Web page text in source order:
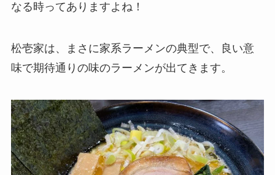
なる時ってありますよね！
松壱家は、まさに家系ラーメンの典型で、良い意
味で期待通りの味のラーメンが出てきます。